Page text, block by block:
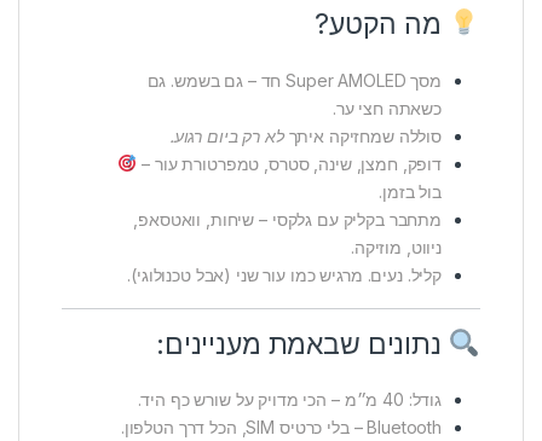
מה הקטע?
מסך Super AMOLED חד – גם בשמש. גם
כשאתה חצי ער.
סוללה שמחזיקה איתךלא רק ביום רגוע.
דופק, חמצן, שינה, סטרס, טמפרטורת עור –
בול בזמן.
מתחבר בקליק עם גלקסי – שיחות, וואטסאפ,
ניווט, מוזיקה.
קליל. נעים. מרגיש כמו עור שני (אבל טכנולוגי).
נתונים שבאמת מעניינים:
גודל: 40 מ״מ – הכי מדויק על שורש כף היד.
Bluetooth – בלי כרטיס SIM, הכל דרך הטלפון.